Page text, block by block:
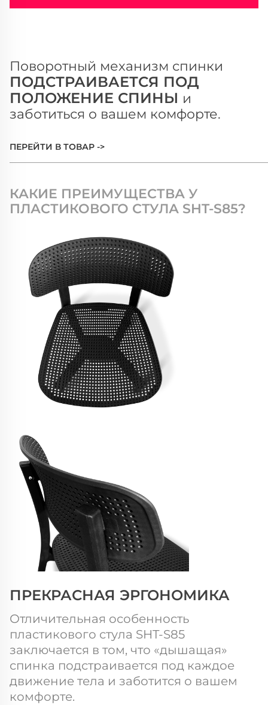
Поворотный механизм спинки
ПОДСТРАИВАЕТСЯ ПОД
ПОЛОЖЕНИЕ СПИНЫ и
заботиться о вашем комфорте.
ПЕРЕЙТИ В ТОВАР ->
КАКИЕ ПРЕИМУЩЕСТВА У
ПЛАСТИКОВОГО СТУЛА SHT-S85?
ПРЕКРАСНАЯ ЭРГОНОМИКА
Отличительная особенность
пластикового стула SHT-S85
заключается в том, что «дышащая»
спинка подстраивается под каждое
движение тела и заботится о вашем
комфорте.